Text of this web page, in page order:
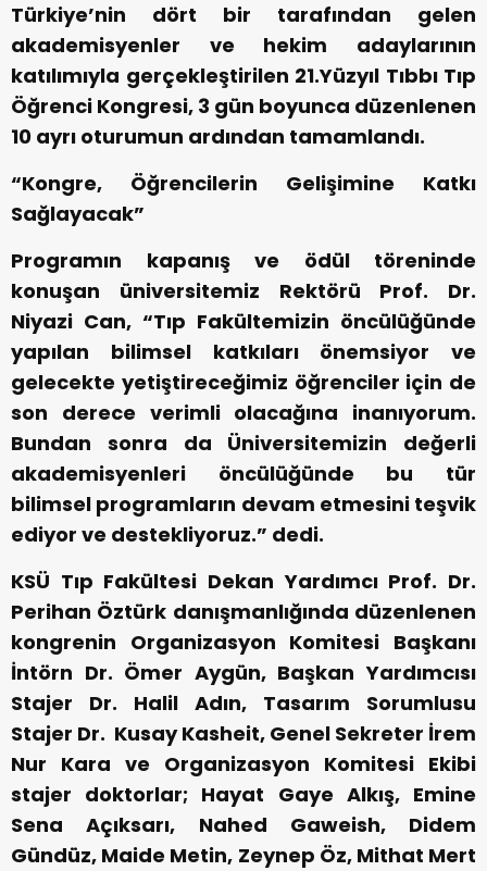
Türkiye’nin dört bir tarafından gelen
akademisyenler ve hekim adaylarının
katılımıyla gerçekleştirilen 21.Yüzyıl Tıbbı Tıp
Öğrenci Kongresi, 3 gün boyunca düzenlenen
10 ayrı oturumun ardından tamamlandı.
“Kongre, Öğrencilerin Gelişimine Katkı
Sağlayacak”
Programın kapanış ve ödül töreninde
konuşan üniversitemiz Rektörü Prof. Dr.
Niyazi Can, “Tıp Fakültemizin öncülüğünde
yapılan bilimsel katkıları önemsiyor ve
gelecekte yetiştireceğimiz öğrenciler için de
son derece verimli olacağına inanıyorum.
Bundan sonra da Üniversitemizin değerli
akademisyenleri öncülüğünde bu tür
bilimsel programların devam etmesini teşvik
ediyor ve destekliyoruz.” dedi.
KSÜ Tıp Fakültesi Dekan Yardımcı Prof. Dr.
Perihan Öztürk danışmanlığında düzenlenen
kongrenin Organizasyon Komitesi Başkanı
İntörn Dr. Ömer Aygün, Başkan Yardımcısı
Stajer Dr. Halil Adın, Tasarım Sorumlusu
Stajer Dr. Kusay Kasheit, Genel Sekreter İrem
Nur Kara ve Organizasyon Komitesi Ekibi
stajer doktorlar; Hayat Gaye Alkış, Emine
Sena Açıksarı, Nahed Gaweish, Didem
Gündüz, Maide Metin, Zeynep Öz, Mithat Mert